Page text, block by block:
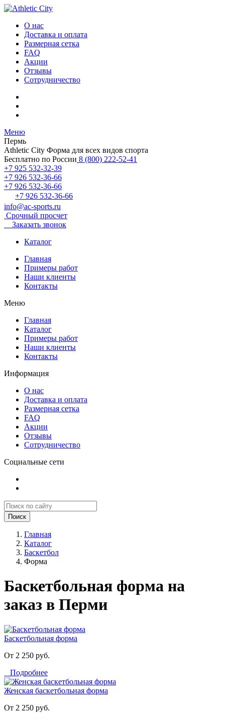
О нас
Доставка и оплата
Размерная сетка
FAQ
Акции
Отзывы
Сотрудничество
Меню
Пермь
Athletic City Форма для всех видов спорта
Бесплатно по России 8 (800) 222-52-41
+7 925 532-32-39
+7 926 532-36-66
+7 926 532-36-66
+7 926 532-36-66
info@ac-sports.ru
Срочный просчет
Заказать звонок
Каталог
Главная
Примеры работ
Наши клиенты
Контакты
Меню
Главная
Каталог
Примеры работ
Наши клиенты
Контакты
Информация
О нас
Доставка и оплата
Размерная сетка
FAQ
Акции
Отзывы
Сотрудничество
Социальные сети
Поиск
Главная
Каталог
Баскетбол
Форма
Баскетбольная форма на
заказ в Перми
Баскетбольная форма
От 2 250 руб.
Подробнее
Женская баскетбольная форма
От 2 250 руб.